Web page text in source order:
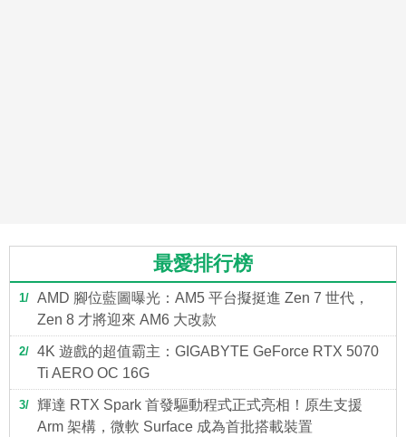
最愛排行榜
1
AMD 腳位藍圖曝光：AM5 平台擬挺進 Zen 7 世代，
Zen 8 才將迎來 AM6 大改款
2
4K 遊戲的超值霸主：GIGABYTE GeForce RTX 5070
Ti AERO OC 16G
3
輝達 RTX Spark 首發驅動程式正式亮相！原生支援
Arm 架構，微軟 Surface 成為首批搭載裝置